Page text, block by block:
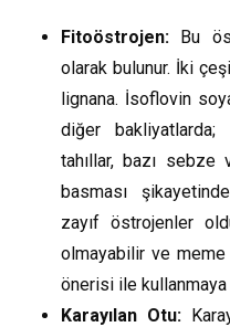
Fitoöstrojen: Bu
olarak bulunur. İki
lignana. İsoflovin
diğer
tahıllar, bazı sebze
basması
zayıf östrojenler
olmayabilir ve
önerisi ile
Karayılan Otu: